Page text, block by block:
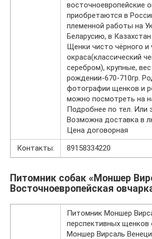
восточноевропейские
приобретаются в
племенной работы на
Беларусию, в
Щенки чисто чёрного и
окраса(классический
серебром), крупные, вес
рождении-670-710гр.
фотографии щенков и
можно посмотреть на
Подробнее по тел. Или
Возможна доставка в
Цена договорная
Контакты:
89158334220
Питомник собак «Моншер
Восточноевропейская
Питомник Моншер
перспективных щенков
Моншер Вирсаль